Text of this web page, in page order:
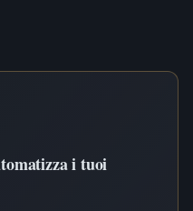
i tuoi